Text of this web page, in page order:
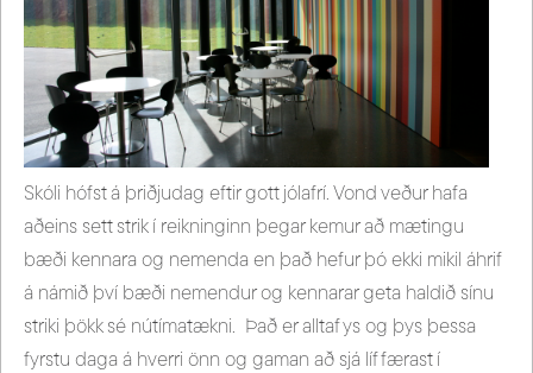
Skóli hófst á þriðjudag eftir gott jólafrí. Vond veður hafa
aðeins sett strik í reikninginn þegar kemur að mætingu
bæði kennara og nemenda en það hefur þó ekki mikil áhrif
á námið því bæði nemendur og kennarar geta haldið sínu
striki þökk sé nútímatækni. Það er alltaf ys og þys þessa
fyrstu daga á hverri önn og gaman að sjá líf færast í